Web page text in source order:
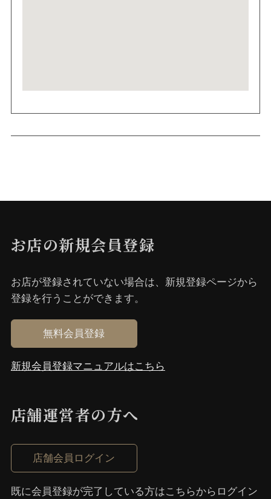
お店の新規会員登録
お店が登録されていない場合は、新規登録ページから
登録を⾏うことができます。
無料会員登録
新規会員登録マニュアルはこちら
店舗運営者の⽅へ
店舗会員ログイン
既に会員登録が完了している⽅はこちらからログイン